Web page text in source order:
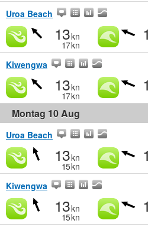
Uroa Beach
13kn
17kn
Kiwengwa
13kn
17kn
Montag 10 Aug
Uroa Beach
13kn
15kn
Kiwengwa
13kn
15kn